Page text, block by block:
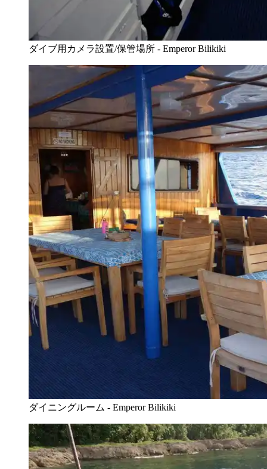
ダイブ用カメラ設置/保管場所 - Emperor Bilikiki
ダイニングルーム - Emperor Bilikiki